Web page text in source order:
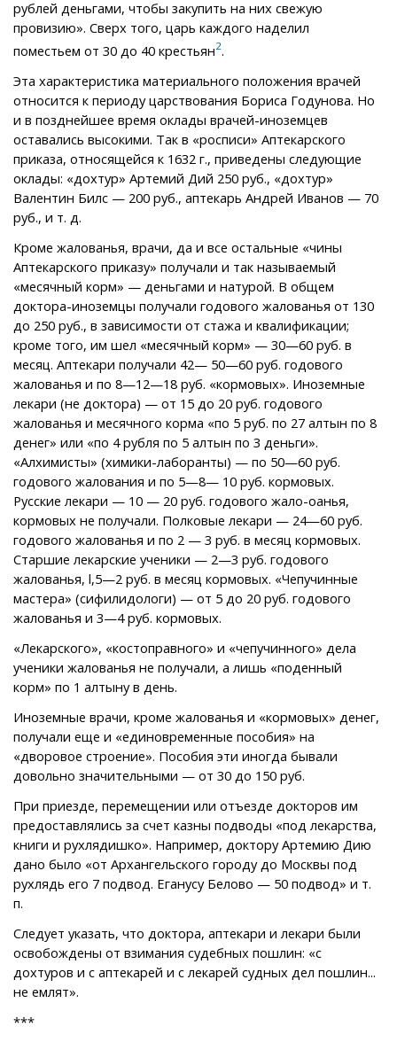
рублей деньгами, чтобы закупить на них свежую
провизию». Сверх того, царь каждого наделил
поместьем от 30 до 40 крестьян2.
Эта характеристика материального положения врачей
относится к периоду царствования Бориса Годунова. Но
и в позднейшее время оклады врачей-иноземцев
оставались высокими. Так в «росписи» Аптекарского
приказа, относящейся к 1632 г., приведены следующие
оклады: «дохтур» Артемий Дий 250 руб., «дохтур»
Валентин Билс — 200 руб., аптекарь Андрей Иванов — 70
руб., и т. д.
Кроме жалованья, врачи, да и все остальные «чины
Аптекарского приказу» получали и так называемый
«месячный корм» — деньгами и натурой. В общем
доктора-иноземцы получали годового жалованья от 130
до 250 руб., в зависимости от стажа и квалификации;
кроме того, им шел «месячный корм» — 30—60 руб. в
месяц. Аптекари получали 42— 50—60 руб. годового
жалованья и по 8—12—18 руб. «кормовых». Иноземные
лекари (не доктора) — от 15 до 20 руб. годового
жалованья и месячного корма «по 5 руб. по 27 алтын по 8
денег» или «по 4 рубля по 5 алтын по 3 деньги».
«Алхимисты» (химики-лаборанты) — по 50—60 руб.
годового жалования и по 5—8— 10 руб. кормовых.
Русские лекари — 10 — 20 руб. годового жало-оанья,
кормовых не получали. Полковые лекари — 24—60 руб.
годового жалованья и по 2 — 3 руб. в месяц кормовых.
Старшие лекарские ученики — 2—3 руб. годового
жалованья, l,5—2 руб. в месяц кормовых. «Чепучинные
мастера» (сифилидологи) — от 5 до 20 руб. годового
жалованья и 3—4 руб. кормовых.
«Лекарского», «костоправного» и «чепучинного» дела
ученики жалованья не получали, а лишь «поденный
корм» по 1 алтыну в день.
Иноземные врачи, кроме жалованья и «кормовых» денег,
получали еще и «единовременные пособия» на
«дворовое строение». Пособия эти иногда бывали
довольно значительными — от 30 до 150 руб.
При приезде, перемещении или отъезде докторов им
предоставлялись за счет казны подводы «под лекарства,
книги и рухлядишко». Например, доктору Артемию Дию
дано было «от Архангельского городу до Москвы под
рухлядь его 7 подвод. Еганусу Белово — 50 подвод» и т.
п.
Следует указать, что доктора, аптекари и лекари были
освобождены от взимания судебных пошлин: «с
дохтуров и с аптекарей и с лекарей судных дел пошлин...
не емлят».
***